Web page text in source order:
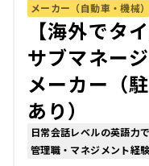
メーカー（自動車・機械）
【海外でタ
サブマネー
メーカー（
あり）
日常会話レベルの英語力
管理職・マネジメント経